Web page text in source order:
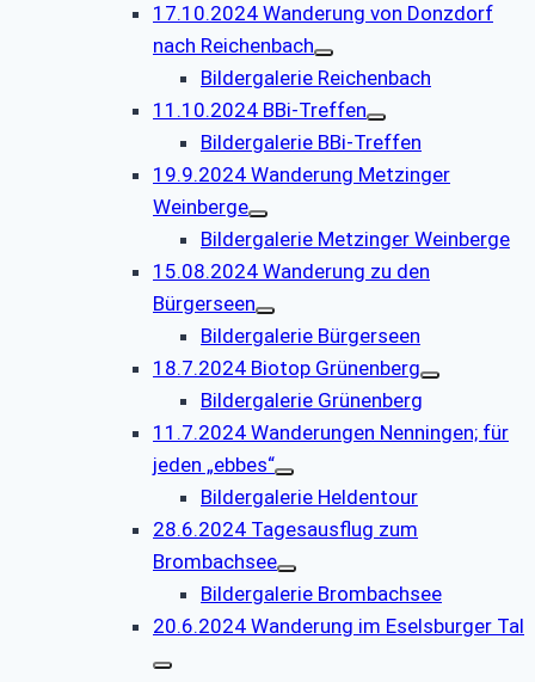
17.10.2024 Wanderung von Donzdorf
nach Reichenbach
Bildergalerie Reichenbach
11.10.2024 BBi-Treffen
Bildergalerie BBi-Treffen
19.9.2024 Wanderung Metzinger
Weinberge
Bildergalerie Metzinger Weinberge
15.08.2024 Wanderung zu den
Bürgerseen
Bildergalerie Bürgerseen
18.7.2024 Biotop Grünenberg
Bildergalerie Grünenberg
11.7.2024 Wanderungen Nenningen; für
jeden „ebbes“
Bildergalerie Heldentour
28.6.2024 Tagesausflug zum
Brombachsee
Bildergalerie Brombachsee
20.6.2024 Wanderung im Eselsburger Tal